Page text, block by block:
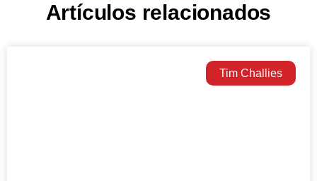
Artículos relacionados
Tim Challies